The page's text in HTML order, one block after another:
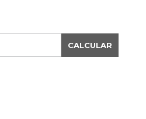
CALCULAR